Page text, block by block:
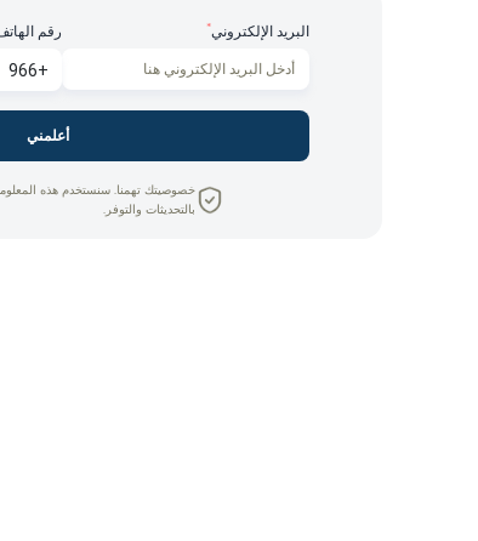
البريد الإلكتروني* رقم
أعلمني
خصوصيتك تهمنا. سنستخدم هذه
بالتحديثات والتوفر.